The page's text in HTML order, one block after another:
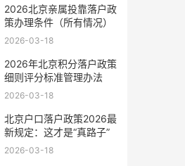
2026北京亲属投靠落户政
策办理条件（所有情况）
2026-03-18
2026年北京积分落户政策
细则评分标准管理办法
2026-03-18
北京户口落户政策2026最
新规定：这才是“真路子”
2026-03-18